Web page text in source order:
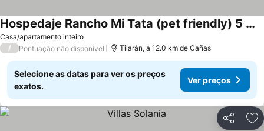
Casa/apartamento inteiro
Hospedaje Rancho Mi Tata (pet friendly) 5 minutes from Cerro Pelado!
/ Pontuação não disponível Tilarán, a 12.0 km de Cañas
Selecione as datas para ver os preços
exatos.
Ver preços
Partilhar